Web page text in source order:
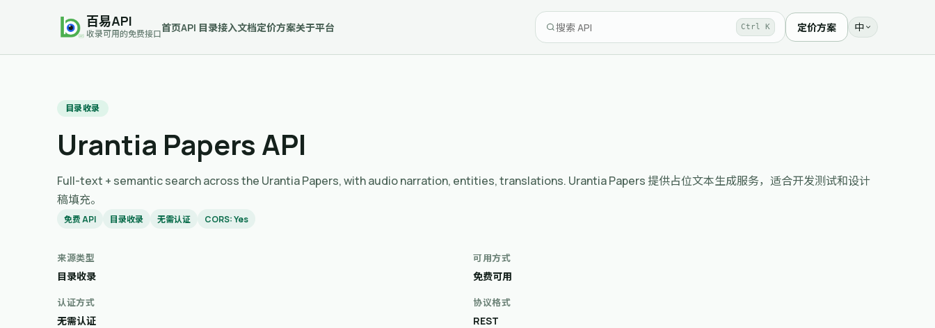
百易API
收录可用的免费接口
首页API 目录接入文档定价方案关于平台 Ctrl K 定价方案 中
目录收录
Urantia Papers API
Full-text + semantic search across the Urantia Papers, with audio narration, entities, translations. Urantia Papers 提供占位文本生成服务，适合开发测试和设计
稿填充。
免费 API 目录收录 无需认证 CORS: Yes
来源类型
目录收录
可用方式
免费可用
认证方式
无需认证
协议格式
REST